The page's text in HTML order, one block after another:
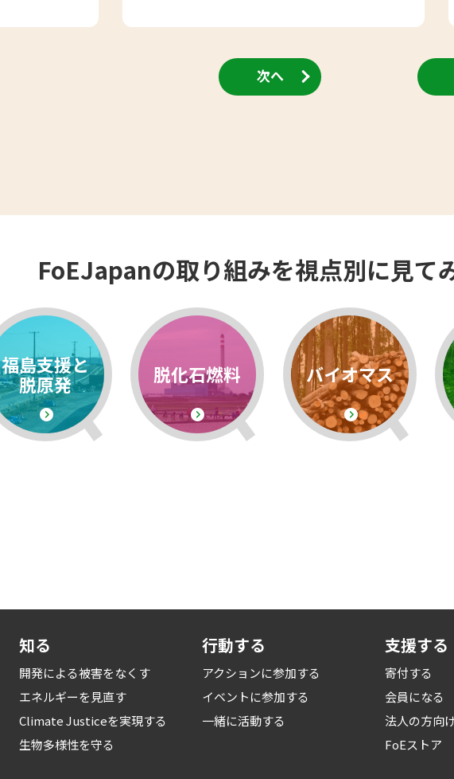
次へ
FoEJapanの取り組みを視点別に見て
福島支援と
脱原発 脱化石燃料 バイオマス
知る
開発による被害をなくす
エネルギーを見直す
Climate Justiceを実現する
生物多様性を守る
行動する
アクションに参加する
イベントに参加する
一緒に活動する
支援する
寄付する
会員になる
法人の方向
FoEストア